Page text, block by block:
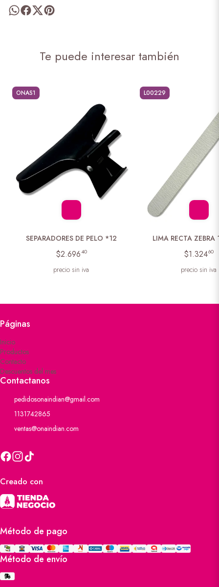
Te puede interesar también
ONAS1
SEPARADORES DE PELO *12
$2.69640
precio sin iva
L00229
LIMA RECTA
$1.32460
precio sin iva
Páginas
Inicio
Productos
Contacto
Descuentos del mes
Contactanos
pedidosonaindian@gmail.com
1131742865
ventas@onaindian.com
Creado con
Método de pago
Método de envío